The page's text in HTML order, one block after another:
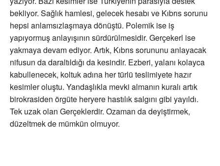
bekliyor. Sağlık hamlesi, gelecek hesabı ve Kıbrıs sorunu
hepsi anlamsızlaşmaya dönüştü. Polemik ise iş
yapıyormuş anlayışının sürdürülmesidir. Gerçekerl ise
yakmaya devam ediyor. Artık, Kıbrıs sorununu anlayacak
nifusun da daraltıldığı da kesindir. Ezberi, yalanı kolayca
kabullenecek, koltuk adına her türlü teslimiyete hazır
kesimler oluştu. Yandaşlıkla mevki almanın kuralı artık
birokrasiden örgüte heryere hastılık salgını gibi yayıldı.
Tek uzak olan Gerçeklerdir. Ozaman da deyiştirmek,
düzeltmek de mümkün olmuyor.